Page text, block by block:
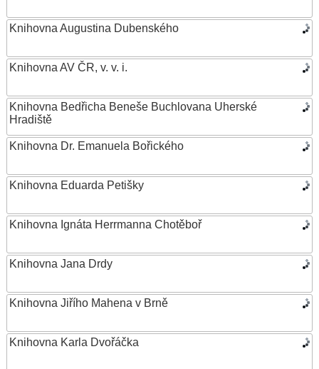
Knihovna Augustina Dubenského
Knihovna AV ČR, v. v. i.
Knihovna Bedřicha Beneše Buchlovana Uherské
Hradiště
Knihovna Dr. Emanuela Bořického
Knihovna Eduarda Petišky
Knihovna Ignáta Herrmanna Chotěboř
Knihovna Jana Drdy
Knihovna Jiřího Mahena v Brně
Knihovna Karla Dvořáčka